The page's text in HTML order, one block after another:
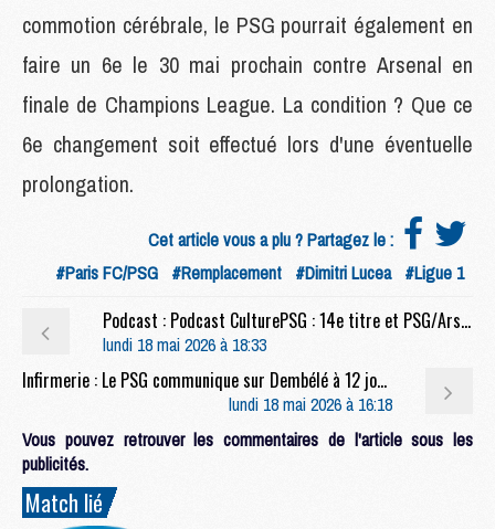
commotion cérébrale, le PSG pourrait également en
faire un 6e le 30 mai prochain contre Arsenal en
finale de Champions League. La condition ? Que ce
6e changement soit effectué lors d'une éventuelle
prolongation.
Cet article vous a plu ? Partagez le :
#Paris FC/PSG #Remplacement #Dimitri Lucea #Ligue 1
Podcast : Podcast CulturePSG : 14e titre et PSG/Arsenal
lundi 18 mai 2026 à 18:33
Infirmerie : Le PSG communique sur Dembélé à 12 jours d'Arsenal
lundi 18 mai 2026 à 16:18
Vous pouvez retrouver les commentaires de l'article sous les
publicités.
Match lié